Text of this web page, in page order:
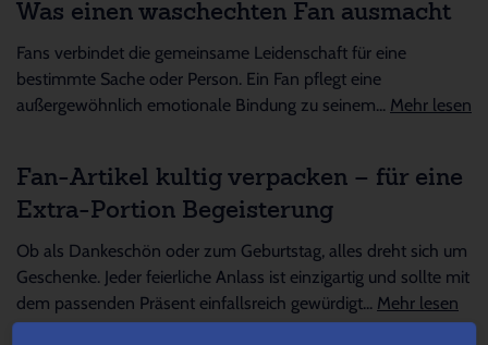
Was einen waschechten Fan ausmacht
Fans verbindet die gemeinsame Leidenschaft für eine
bestimmte Sache oder Person. Ein Fan pflegt eine
außergewöhnlich emotionale Bindung zu seinem... Mehr lesen
Fan-Artikel kultig verpacken – für eine
Extra-Portion Begeisterung
Ob als Dankeschön oder zum Geburtstag, alles dreht sich um
Geschenke. Jeder feierliche Anlass ist einzigartig und sollte mit
dem passenden Präsent einfallsreich gewürdigt... Mehr lesen